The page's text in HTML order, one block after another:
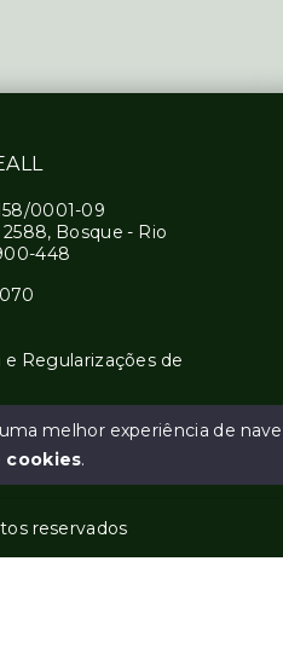
0001-09
Bosque - Rio
448
e Regularizações de
reservados
melhor experiência de
cookies.